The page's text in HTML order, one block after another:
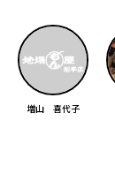
増山 喜代子